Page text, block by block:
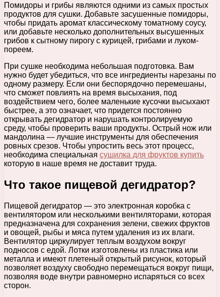
Помидоры и грибы являются одними из самых простых
продуктов для сушки. Добавьте засушенные помидоры,
чтобы придать аромат классическому томатному соусу,
или добавьте несколько дополнительных высушенных
грибов к сытному пирогу с курицей, грибами и луком-
пореем.
При сушке необходима небольшая подготовка. Вам
нужно будет убедиться, что все ингредиенты нарезаны по
одному размеру. Если они беспорядочно перемешаны,
что сможет повлиять на время высыхания, под
воздействием чего, более маленькие кусочки высыхают
быстрее, а это означает, что придется постоянно
открывать дегидратор и нарушать контролируемую
среду, чтобы проверить ваши продукты. Острый нож или
мандолина — лучшие инструменты для обеспечения
ровных срезов. Чтобы упростить весь этот процесс,
необходима специальная сушилка для фруктов купить
которую в наше время не доставит труда.
Что такое пищевой дегидратор?
Пищевой дегидратор — это электронная коробка с
вентилятором или несколькими вентиляторами, которая
предназначена для сохранения зелени, свежих фруктов
и овощей, рыбы и мяса путем удаления из их влаги.
Вентилятор циркулирует теплым воздухом вокруг
подносов с едой. Лотки изготовлены из пластика или
металла и имеют плетеный открытый рисунок, который
позволяет воздуху свободно перемещаться вокруг пищи,
позволяя воде внутри равномерно испаряться со всех
сторон.